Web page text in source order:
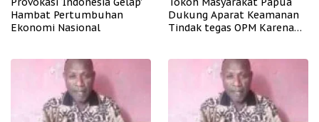
Hambat Pertumbuhan
Ekonomi Nasional
Dukung Aparat Keamanan
Tindak tegas OPM Karena